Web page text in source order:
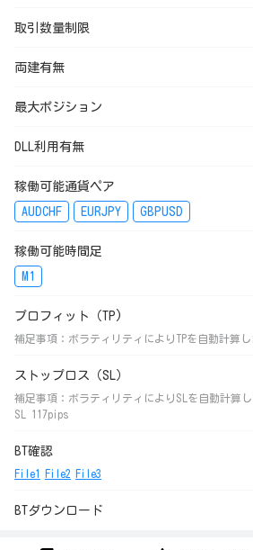
取引数量制限
両建有無
最大ポジション
DLL利用有無
稼働可能通貨ペア
AUDCHF
EURJPY GBPUSD
稼働可能時間足
M1
プロフィット（TP)
補足事項：ボラティリティによりTPを自動計算
ストップロス（SL）
補足事項：ボラティリティによりSLを自動計算
SL 117pips
BT確認
File1 File2 File3
BTダウンロード